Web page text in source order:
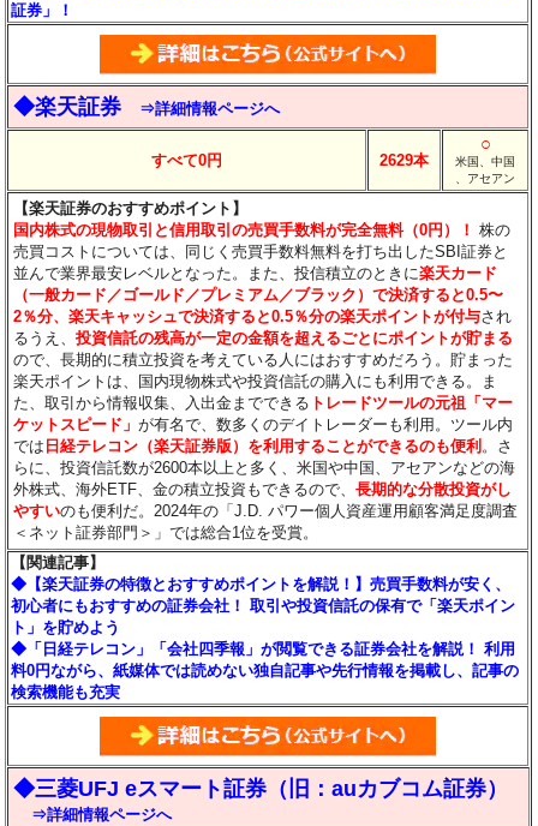
証券」！
◆楽天証券 ⇒詳細情報ページへ
すべて0円 2629本
○
米国、中国
、アセアン
【楽天証券のおすすめポイント】
国内株式の現物取引と信用取引の売買手数料が完全無料（0円）！ 株の
売買コストについては、同じく売買手数料無料を打ち出したSBI証券と
並んで業界最安レベルとなった。また、投信積立のときに楽天カード
（一般カード／ゴールド／プレミアム／ブラック）で決済すると0.5〜
2％分、楽天キャッシュで決済すると0.5％分の楽天ポイントが付与され
るうえ、投資信託の残高が一定の金額を超えるごとにポイントが貯まる
ので、長期的に積立投資を考えている人にはおすすめだろう。貯まった
楽天ポイントは、国内現物株式や投資信託の購入にも利用できる。ま
た、取引から情報収集、入出金までできる トレードツールの元祖「マー
ケットスピード」が有名で、数多くのデイトレーダーも利用。ツール内
では 日経テレコン（楽天証券版）を利用することができるのも便利 。さ
らに、投資信託数が2600本以上と多く、米国や中国、アセアンなどの海
外株式、海外ETF、金の積立投資もできるので、長期的な分散投資がし
やすいのも便利だ。2024年の「J.D. パワー個人資産運用顧客満足度調査
＜ネット証券部門＞」では総合1位を受賞。
【関連記事】
◆【楽天証券の特徴とおすすめポイントを解説！】売買手数料が安く、
初心者にもおすすめの証券会社！ 取引や投資信託の保有で「楽天ポイン
ト」を貯めよう
◆「日経テレコン」「会社四季報」が閲覧できる証券会社を解説！ 利用
料0円ながら、紙媒体では読めない独自記事や先行情報を掲載し、記事の
検索機能も充実
◆三菱UFJ eスマート証券（旧：auカブコム証券）
⇒詳細情報ページへ